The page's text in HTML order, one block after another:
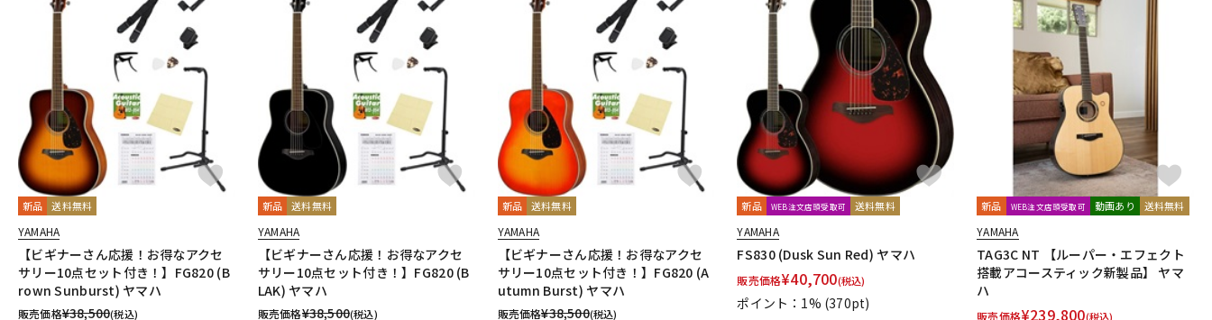
新品 送料無料
YAMAHA
【ビギナーさん応援！お得なアクセ
サリー10点セット付き！】FG820 (B
rown Sunburst) ヤマハ
販売価格¥38,500(税込)
新品 送料無料
YAMAHA
【ビギナーさん応援！お得なアクセ
サリー10点セット付き！】FG820 (B
LAK) ヤマハ
販売価格¥38,500(税込)
新品 送料無料
YAMAHA
【ビギナーさん応援！お得なアクセ
サリー10点セット付き！】FG820 (A
utumn Burst) ヤマハ
販売価格¥38,500(税込)
新品 WEB注文店頭受取可 送料無料
YAMAHA
FS830 (Dusk Sun Red) ヤマハ
販売価格¥40,700(税込)
ポイント：1% (370pt)
新品 WEB注文店頭受取可 動画あり 送料無料
YAMAHA
TAG3C NT 【ルーパー・エフェクト
搭載アコースティック新製品】 ヤマ
ハ
販売価格¥239,800(税込)